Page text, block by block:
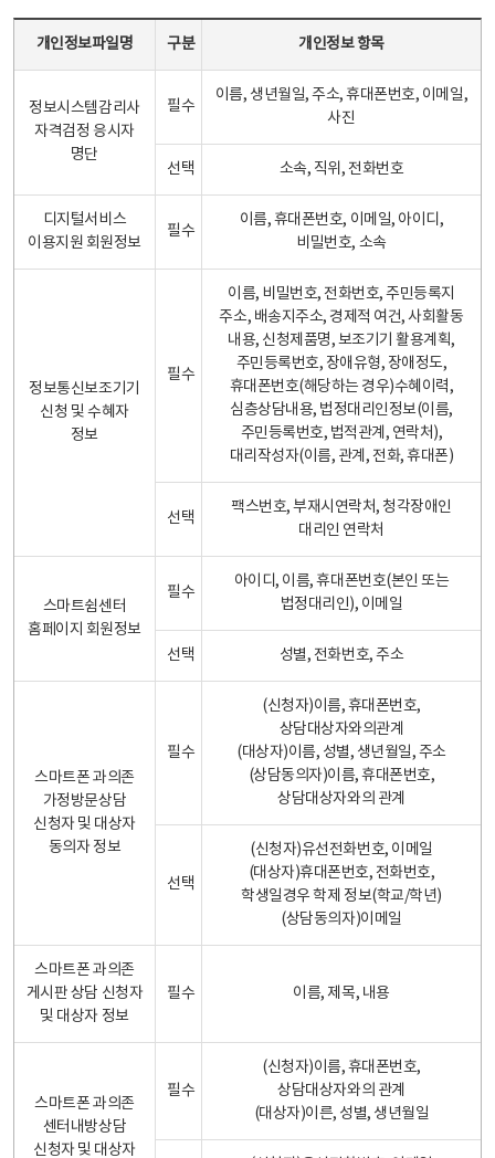
개인정보파일명 구분 개인정보 항목
정보시스템감리사
자격검정 응시자
명단
필수
이름, 생년월일, 주소, 휴대폰번호, 이메일,
사진
선택 소속, 직위, 전화번호
디지털서비스
이용지원 회원정보
필수
이름, 휴대폰번호, 이메일, 아이디,
비밀번호, 소속
정보통신보조기기
신청 및 수혜자
정보
필수
이름, 비밀번호, 전화번호, 주민등록지
주소, 배송지주소, 경제적 여건, 사회활동
내용, 신청제품명, 보조기기 활용계획,
주민등록번호, 장애유형, 장애정도,
휴대폰번호(해당하는 경우)수혜이력,
심층상담내용, 법정대리인정보(이름,
주민등록번호, 법적관계, 연락처),
대리작성자(이름, 관계, 전화, 휴대폰)
선택
팩스번호, 부재시연락처, 청각장애인
대리인 연락처
스마트쉼센터
홈페이지 회원정보
필수
아이디, 이름, 휴대폰번호(본인 또는
법정대리인), 이메일
선택 성별, 전화번호, 주소
스마트폰 과의존
가정방문상담
신청자 및 대상자
동의자 정보
필수
(신청자)이름, 휴대폰번호,
상담대상자와의관계
(대상자)이름, 성별, 생년월일, 주소
(상담동의자)이름, 휴대폰번호,
상담대상자와의 관계
선택
(신청자)유선전화번호, 이메일
(대상자)휴대폰번호, 전화번호,
학생일경우 학제 정보(학교/학년)
(상담동의자)이메일
스마트폰 과의존
게시판 상담 신청자
및 대상자 정보
필수 이름, 제목, 내용
스마트폰 과의존
센터내방상담
신청자 및 대상자
필수
(신청자)이름, 휴대폰번호,
상담대상자와의 관계
(대상자)이른, 성별, 생년월일